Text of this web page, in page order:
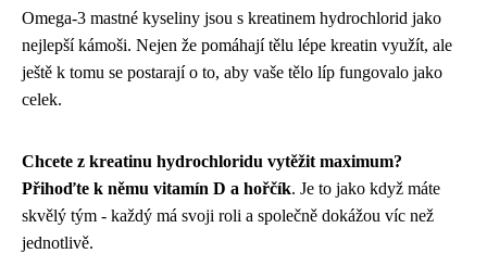
Omega-3 mastné kyseliny jsou s kreatinem hydrochlorid jako
nejlepší kámoši. Nejen že pomáhají tělu lépe kreatin využít, ale
ještě k tomu se postarají o to, aby vaše tělo líp fungovalo jako
celek.
Chcete z kreatinu hydrochloridu vytěžit maximum?
Přihoďte k němu vitamín D a hořčík. Je to jako když máte
skvělý tým - každý má svoji roli a společně dokážou víc než
jednotlivě.